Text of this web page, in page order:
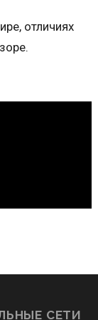
отличиях
СЕТИ